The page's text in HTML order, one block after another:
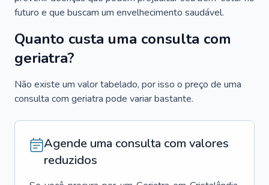
futuro e que buscam um envelhecimento saudável.
Quanto custa uma consulta com
geriatra?
Não existe um valor tabelado, por isso o preço de uma
consulta com geriatra pode variar bastante.
Agende uma consulta com valores
reduzidos